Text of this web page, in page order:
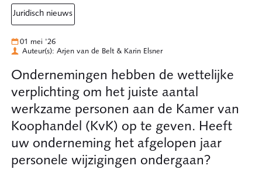
juridisch nieuws
01 mei '26
Auteur(s): Arjen van de Belt & Karin Elsner
Ondernemingen hebben de wettelijke
verplichting om het juiste aantal
werkzame personen aan de Kamer van
Koophandel (KvK) op te geven. Heeft
uw onderneming het afgelopen jaar
personele wijzigingen ondergaan?